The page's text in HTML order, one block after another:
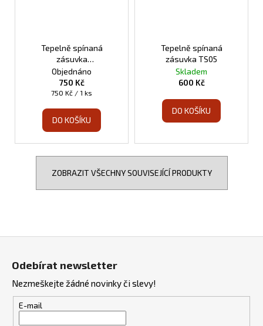
Tepelně spínaná
zásuvka
programovatelná TS10
Objednáno
750 Kč
Měrná
750 Kč / 1 ks
DO KOŠÍKU
Tepelně spínaná
zásuvka TS05
Skladem
600 Kč
DO KOŠÍKU
ZOBRAZIT VŠECHNY SOUVISEJÍCÍ PRODUKTY
Odebírat newsletter
Nezmeškejte žádné novinky či slevy!
E-mail